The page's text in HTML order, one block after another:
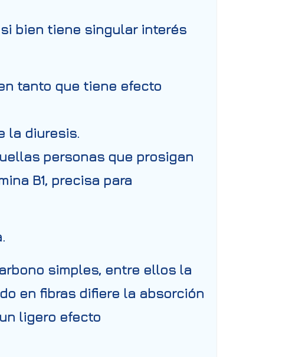
bien tiene singular interés
tanto que tiene efecto
la diuresis.
personas que prosigan
B1, precisa para
simples, entre ellos la
en fibras difiere la absorción
ligero efecto